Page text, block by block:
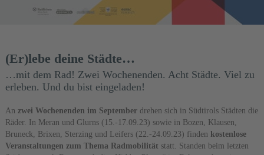
(Er)lebe deine Städte…
…mit dem Rad! Zwei Wochenenden. Acht Städte. Viel zu
erleben. Und du bist eingeladen!
An zwei Wochenenden im Septemberdrehen sich in Südtirols Städten die
Räder. In Meran und Glurns (15.-17.09.23) sowie in Bozen, Klausen,
Bruneck, Brixen, Sterzing und Leifers (22.-24.09.23) finden kostenlose
Veranstaltungen zum Thema Radmobilität statt. Standen beim letzten